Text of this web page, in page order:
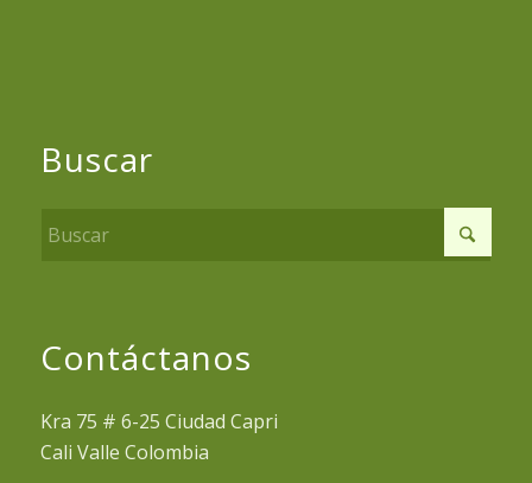
Buscar
Contáctanos
Kra 75 # 6-25 Ciudad Capri
Cali Valle Colombia